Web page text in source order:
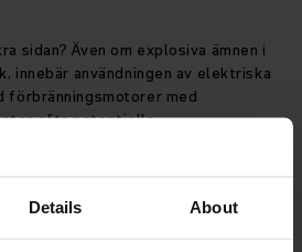
Details About
sidan? Även om explosiva ämnen i
innebär användningen av elektriska
förbränningsmotorer med
ofta potentiella
bli riktigt farliga. Vi eliminerar